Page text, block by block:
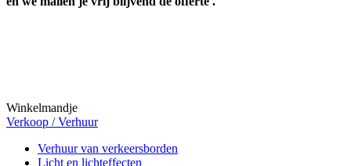
Winkelmandje
Verkoop / Verhuur
Verhuur van verkeersborden
Licht en lichteffecten